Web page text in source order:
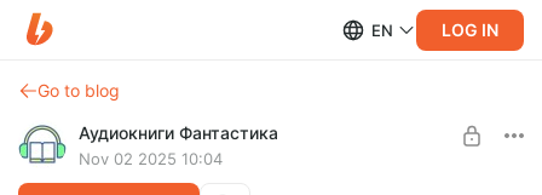
EN LOG IN
Go to blog
Аудиокниги Фантастика
Nov 02 2025 10:04